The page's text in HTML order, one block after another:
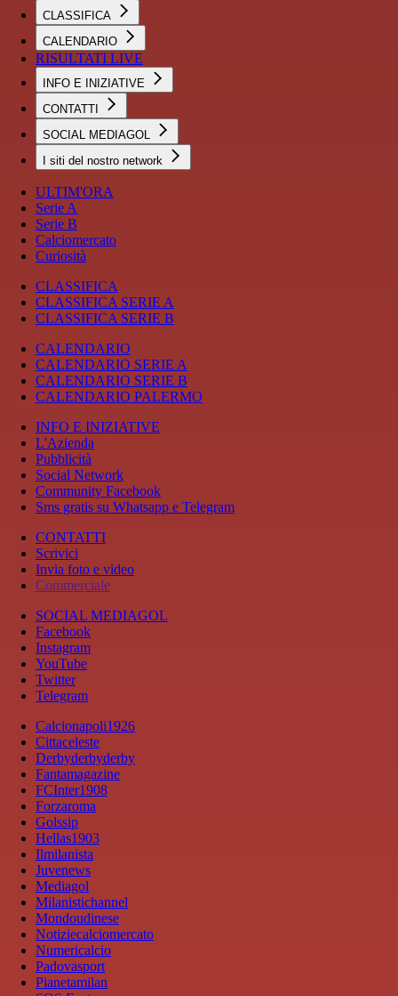
CLASSIFICA
CALENDARIO
RISULTATI LIVE
INFO E INIZIATIVE
CONTATTI
SOCIAL MEDIAGOL
I siti del nostro network
ULTIM'ORA
Serie A
Serie B
Calciomercato
Curiosità
CLASSIFICA
CLASSIFICA SERIE A
CLASSIFICA SERIE B
CALENDARIO
CALENDARIO SERIE A
CALENDARIO SERIE B
CALENDARIO PALERMO
INFO E INIZIATIVE
L'Azienda
Pubblicità
Social Network
Community Facebook
Sms gratis su Whatsapp e Telegram
CONTATTI
Scrivici
Invia foto e video
Commerciale
SOCIAL MEDIAGOL
Facebook
Instagram
YouTube
Twitter
Telegram
Calcionapoli1926
Cittaceleste
Derbyderbyderby
Fantamagazine
FCInter1908
Forzaroma
Golssip
Hellas1903
Ilmilanista
Juvenews
Mediagol
Milanistichannel
Mondoudinese
Notiziecalciomercato
Numericalcio
Padovasport
Pianetamilan